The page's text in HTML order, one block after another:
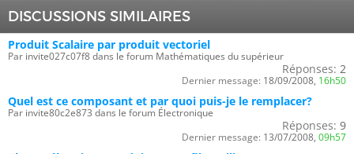
DISCUSSIONS SIMILAIRES
Produit Scalaire par produit vectoriel
Par invite027c07f8 dans le forum Mathématiques du supérieur
Réponses: 2
Dernier message: 18/09/2008, 16h50
Quel est ce composant et par quoi puis-je le remplacer?
Par invite80c2e873 dans le forum Électronique
Réponses: 9
Dernier message: 13/07/2008, 09h57